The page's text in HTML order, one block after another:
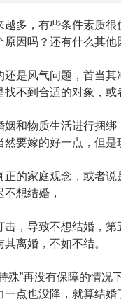
多，有些条件素质
因吗？还有什么其
是风气问题，首当
不到合适的对象，或
和物质生活进行捆
要嫁的好一点，但
的家庭观念，或者
想结婚，
，导致不想结婚，
离婚，不如不结。
殊”再没有保障的情
点也没降，就算结